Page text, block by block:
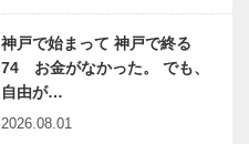
神戸で始まって 神戸で終る
74 お金がなかった。 でも、
自由が…
2026.08.01